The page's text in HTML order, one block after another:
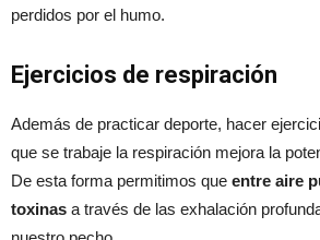
perdidos por el humo.
Ejercicios de respiración
Además de practicar deporte, hacer
que se trabaje la respiración mejora la
De esta forma permitimos que entre aire
toxinas a través de las exhalación